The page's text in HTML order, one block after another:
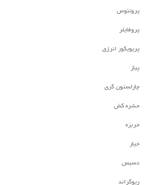
پروتئوس
پروفایلر
پریویکور انرژی
پیاز
چارلستون گری
حشره کش
خربزه
خیار
دسیس
ریوگراند